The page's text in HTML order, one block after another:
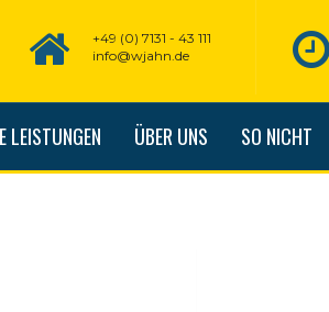
+49 (0) 7131 - 43 111
info@wjahn.de
LEISTUNGEN ÜBER UNS SO NICHT